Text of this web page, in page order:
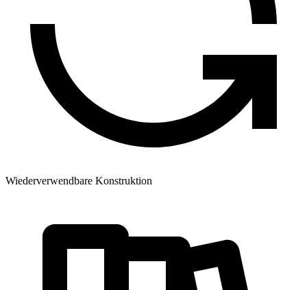
Wiederverwendbare Konstruktion